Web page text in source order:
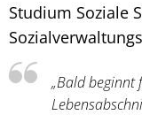
Studium Soziale
„Bald beginnt